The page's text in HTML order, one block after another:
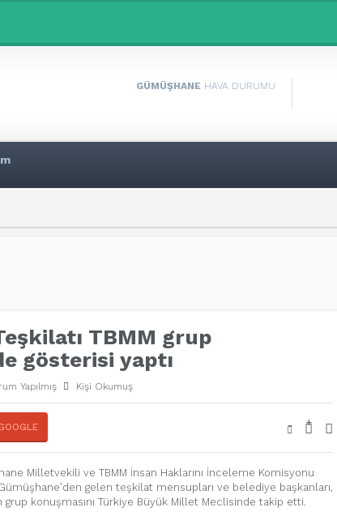
GÜMÜŞHANE HAVA DURUMU
TBMM grup
gösterisi yaptı
Yapılmış Kişi Okumuş
- +
Milletvekili ve TBMM İnsan Haklarını İnceleme Komisyonu
gelen teşkilat mensupları ve belediye başkanları,
grup konuşmasını Türkiye Büyük Millet Meclisinde takip etti.